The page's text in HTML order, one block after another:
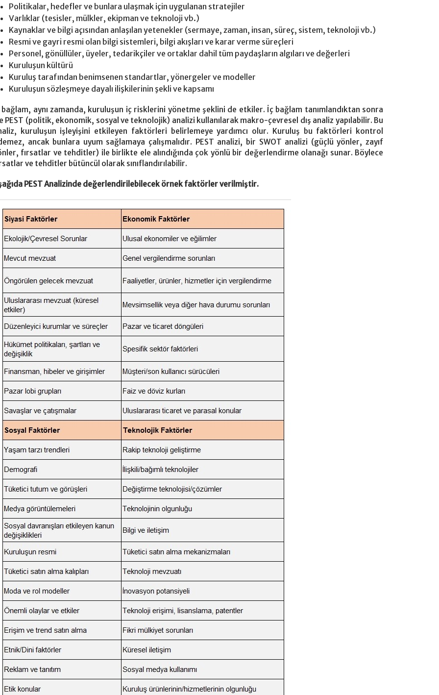
Politikalar, hedefler ve bunlara ulaşmak için uygulanan stratejiler
Varlıklar (tesisler, mülkler, ekipman ve teknoloji vb.)
Kaynaklar ve bilgi açısından anlaşılan yetenekler (sermaye, zaman, insan, süreç, sistem, teknoloji vb.)
Resmi ve gayri resmi olan bilgi sistemleri, bilgi akışları ve karar verme süreçleri
Personel, gönüllüler, üyeler, tedarikçiler ve ortaklar dahil tüm paydaşların algıları ve değerleri
Kuruluşun kültürü
Kuruluş tarafından benimsenen standartlar, yönergeler ve modeller
Kuruluşun sözleşmeye dayalı ilişkilerinin şekli ve kapsamı
bağlam, aynı zamanda, kuruluşun iç risklerini yönetme şeklini de etkiler. İç bağlam tanımlandıktan sonra
PEST (politik, ekonomik, sosyal ve teknolojik) analizi kullanılarak makro-çevresel dış analiz yapılabilir. Bu
kuruluşun işleyişini etkileyen faktörleri belirlemeye yardımcı olur. Kuruluş bu faktörleri kontrol
ancak bunlara uyum sağlamaya çalışmalıdır. PEST analizi, bir SWOT analizi (güçlü yönler, zayıf
fırsatlar ve tehditler) ile birlikte ele alındığında çok yönlü bir değerlendirme olanağı sunar. Böylece
ve tehditler bütüncül olarak sınıflandırılabilir.
PEST Analizinde değerlendirilebilecek örnek faktörler verilmiştir.